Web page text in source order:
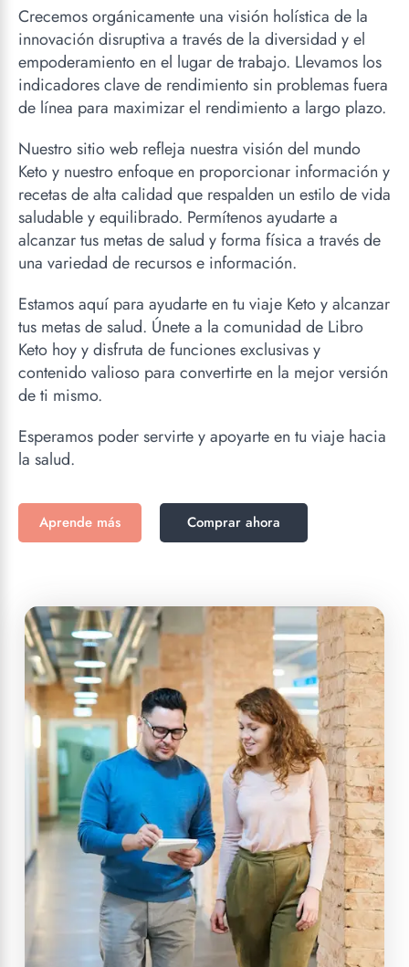
Crecemos orgánicamente una visión holística de la
innovación disruptiva a través de la diversidad y el
empoderamiento en el lugar de trabajo. Llevamos los
indicadores clave de rendimiento sin problemas fuera
de línea para maximizar el rendimiento a largo plazo.
Nuestro sitio web refleja nuestra visión del mundo
Keto y nuestro enfoque en proporcionar información y
recetas de alta calidad que respalden un estilo de vida
saludable y equilibrado. Permítenos ayudarte a
alcanzar tus metas de salud y forma física a través de
una variedad de recursos e información.
Estamos aquí para ayudarte en tu viaje Keto y alcanzar
tus metas de salud. Únete a la comunidad de Libro
Keto hoy y disfruta de funciones exclusivas y
contenido valioso para convertirte en la mejor versión
de ti mismo.
Esperamos poder servirte y apoyarte en tu viaje hacia
la salud.
Aprende más Comprar ahora